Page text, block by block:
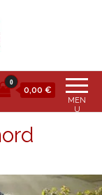
MEN
U
0
0,00 €